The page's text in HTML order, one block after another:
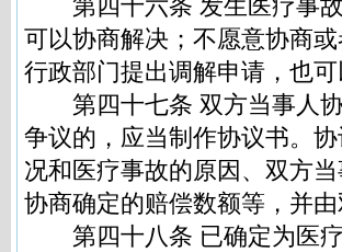
第四十六条 发生医疗事故
可以协商解决；不愿意协商
行政部门提出调解申请，也
第四十七条 双方当事人协
争议的，应当制作协议书。
况和医疗事故的原因、双方
协商确定的赔偿数额等，并
第四十八条 已确定为医疗